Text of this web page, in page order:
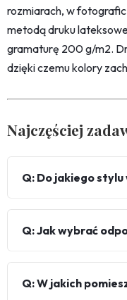
rozmiarach, w
metodą druku
gramaturę 200 g/m2.
dzięki czemu kolory
Najczęściej
Q: Do jakiego
Q: Jak wybrać
Q: W jakich